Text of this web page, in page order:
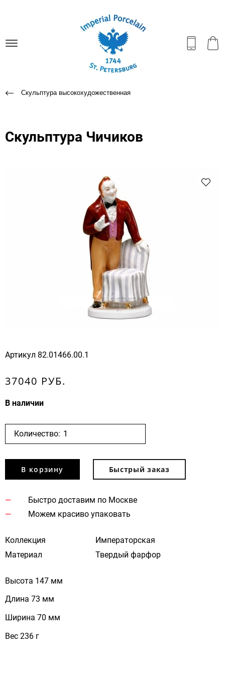
Скульптура высокохудожественная
Скульптура Чичиков
Артикул 82.01466.00.1
37040 РУБ.
В наличии
Количество:
В корзину Быстрый заказ
Быстро доставим по Москве
Можем красиво упаковать
Коллекция
Императорская
Материал
Твердый фарфор
Высота 147 мм
Длина 73 мм
Ширина 70 мм
Вес 236 г